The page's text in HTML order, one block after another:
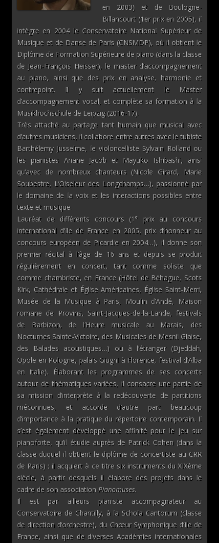
en 2003) et de Boulogne-
Billancourt (1er prix en 2005), il
intègre en 2004 le Conservatoire National Supérieur de
Musique et de Danse de Paris (CNSMDP), où il obtient le
Diplôme de Formation Supérieure de piano (dans la classe
de Jean-François Heisser), le master d’accompagnement
au piano, ainsi que des prix en analyse, harmonie et
contrepoint. Il y suit actuellement le Master
d’accompagnement vocal, et complète sa formation à la
Musikhochschule de Leipzig (2016-17).
Très attaché au partage tant humain que musical avec
d’autres musiciens, il collabore entre autres avec le tubiste
Barthélemy Jusselme, le violoncelliste Sylvain Rolland ou
les pianistes Ariane Jacob et Mayuko Ishibashi, ainsi
qu’avec de nombreux chanteurs (Nicole Girard, Marie
Soubestre, L’Oiseleur des Longchamps…), passionné par
le domaine de la voix et les interactions possibles entre
texte et musique.
Lauréat de différents concours (1° prix au concours
international d’Ile de France en 2005, prix d’honneur au
concours européen de Picardie en 2004…), il donne son
premier récital à l’âge de 16 ans et depuis se produit
régulièrement en concert, tant comme soliste que
comme chambriste, en France (Hôtel de Béhague, Scots
Kirk, Cathédrale et Église Américaines, Église Saint-Merri,
Musée de la Musique à Paris, Moulin d’Andé, Maison
romane de Provins, Saint-Jacques-de-la-Lande, festivals
de Barbizon, de l’Heure musicale au Marais, des
Nocturnes Sainte-Victoire, des Musicales de Mesnil Glaise,
des Balades acoustiques…) ou à l’étranger (Djeddah,
Opole en Pologne, palais Giugni à Florence, festival d’Alba
en Italie). Élaborant les programmes de ses concerts
autour de thématiques variées, il consacre une partie de
sa mission d’interprète à la redécouverte de partitions
méconnues, et accorde d’autre part beaucoup
d’importance à la pratique du répertoire contemporain. Il
s’est également développé une affinité pour le jeu sur
pianoforte, qu’il étudie auprès de Patrick Cohen (dans la
classe duquel il obtient le diplôme de concertiste au CRR
de Paris) ; il acquiert à ce titre six instruments du XIXème
siècle, à partir desquels il élabore des projets dans le
cadre de son association Pianomuses.
Il est par ailleurs pianiste accompagnateur au
Conservatoire de Chantilly, à la Schola Cantorum (classe
de direction d’orchestre), du Chœur Symphonique d’Ile de
France, ainsi que de diverses Académies internationales